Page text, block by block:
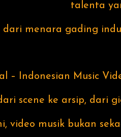
talenta
dari menara gading
– Indonesian Music
scene ke arsip, dari
video musik bukan